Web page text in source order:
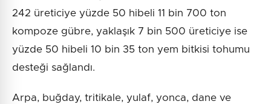
242 üreticiye yüzde 50 hibeli 11 bin 700 ton
kompoze gübre, yaklaşık 7 bin 500 üreticiye ise
yüzde 50 hibeli 10 bin 35 ton yem bitkisi tohumu
desteği sağlandı.
Arpa, buğday, tritikale, yulaf, yonca, dane ve